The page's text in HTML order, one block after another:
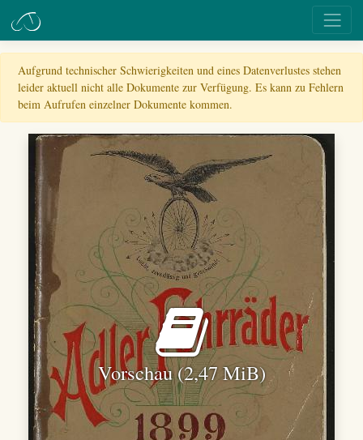
Aufgrund technischer Schwierigkeiten und eines Datenverlustes stehen
leider aktuell nicht alle Dokumente zur Verfügung. Es kann zu Fehlern
beim Aufrufen einzelner Dokumente kommen.
Vorschau (2,47 MiB)